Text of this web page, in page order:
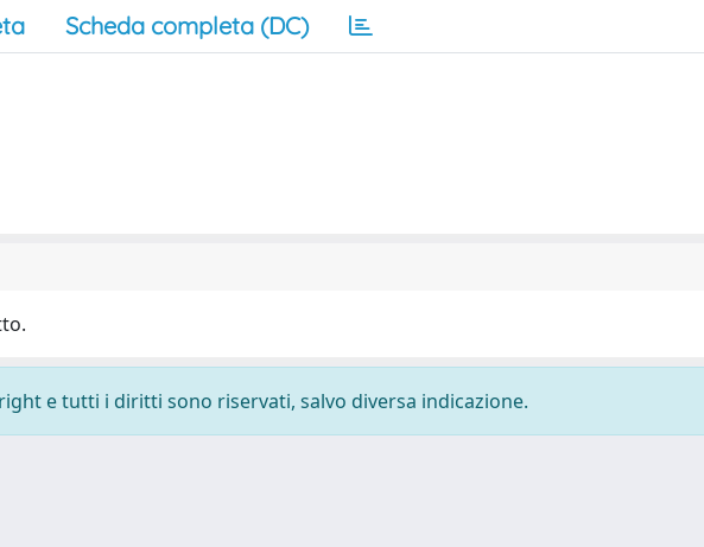
Scheda completa (DC)
e tutti i diritti sono riservati, salvo diversa indicazione.